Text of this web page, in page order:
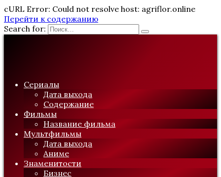
cURL Error: Could not resolve host: agriflor.online
Перейти к содержанию
Search for:
Сериалы
Дата выхода
Содержание
Фильмы
Название фильма
Мультфильмы
Дата выхода
Аниме
Знаменитости
Бизнес